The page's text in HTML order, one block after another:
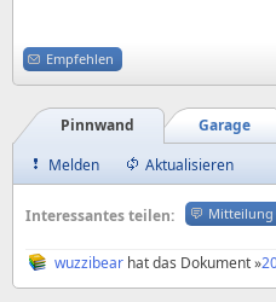
Empfehlen
Garage
Pinnwand
Melden
Aktualisieren
Interessantes teilen: Mitteilung
wuzzibear hat das Dokument »